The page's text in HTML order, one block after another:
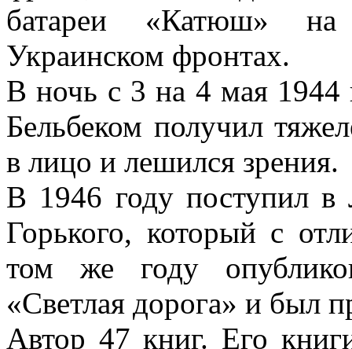
батареи «Катюш»
Украинском фронтах.
В ночь с 3 на 4 мая 1944
Бельбеком получил
в лицо и лешился зрения.
В 1946 году поступил в
Горького, который с
том же году
«Светлая дорога» и был
Автор 47 книг. Его